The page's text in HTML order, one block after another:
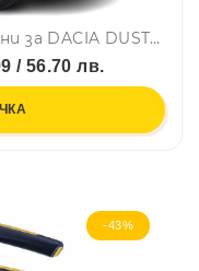
Комплект от 4бр. ветробрани за DACIA DUSTER III 2024 г. +
/ 56.70 лв.
-43%